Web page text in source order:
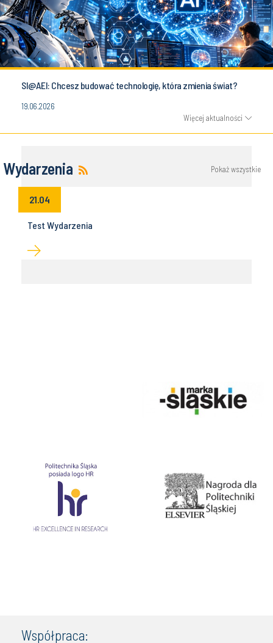
SI@AEI: Chcesz budować technologię, która zmienia świat?
19.06.2026
Więcej aktualności
Wydarzenia Pokaż wszystkie
21.04
Test Wydarzenia
Współpraca: